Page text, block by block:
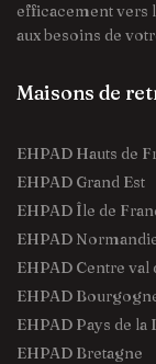
efficacement vers
aux besoins de
Maisons de
EHPAD Hauts de
EHPAD Grand Est
EHPAD Île de
EHPAD
EHPAD Centre val
EHPAD
EHPAD Pays de la
EHPAD Bretagne